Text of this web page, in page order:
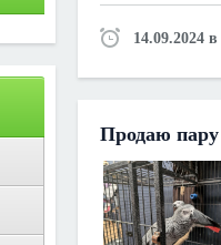
14.09.2024
Продаю